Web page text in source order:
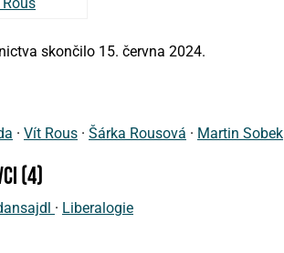
skončilo 15. června 2024.
· Vít Rous · Šárka Rousová · Martin Sobek
(4)
· Liberalogie